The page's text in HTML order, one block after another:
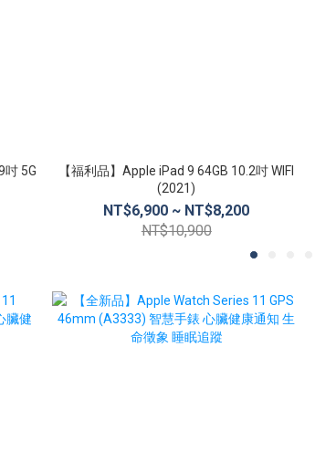
吋 5G
【福利品】Apple iPad 9 64GB 10.2吋 WIFI
(2021)
NT$6,900 ~ NT$8,200
NT$10,900